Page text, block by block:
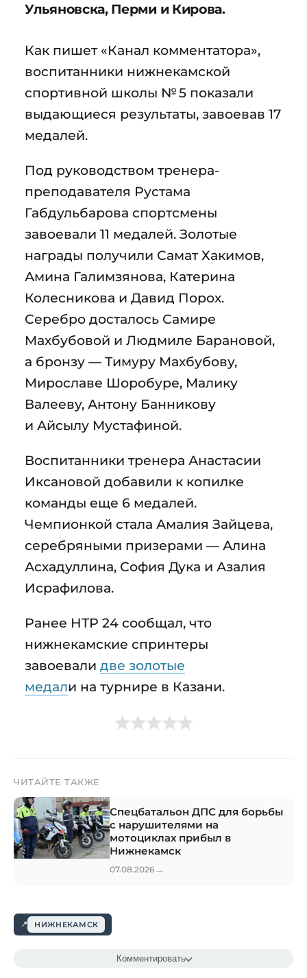
Ульяновска, Перми и Кирова.
Как пишет «Канал комментатора»,
воспитанники нижнекамской
спортивной школы № 5 показали
выдающиеся результаты, завоевав 17
медалей.
Под руководством тренера-
преподавателя Рустама
Габдульбарова спортсмены
завоевали 11 медалей. Золотые
награды получили Самат Хакимов,
Амина Галимзянова, Катерина
Колесникова и Давид Порох.
Серебро досталось Самире
Махбубовой и Людмиле Барановой,
а бронзу — Тимуру Махбубову,
Мирославе Шоробуре, Малику
Валееву, Антону Банникову
и Айсылу Мустафиной.
Воспитанники тренера Анастасии
Иксановой добавили к копилке
команды еще 6 медалей.
Чемпионкой стала Амалия Зайцева,
серебряными призерами — Алина
Асхадуллина, София Дука и Азалия
Исрафилова.
Ранее НТР 24 сообщал, что
нижнекамские спринтеры
завоевали две золотые
медали на турнире в Казани.
ЧИТАЙТЕ ТАКЖЕ
Спецбатальон ДПС для борьбы
с нарушителями на
мотоциклах прибыл в
Нижнекамск
07.08.2026 →
НИЖНЕКАМСК
Комментировать